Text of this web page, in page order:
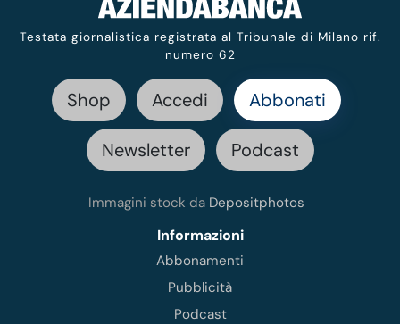
Testata giornalistica registrata al Tribunale di Milano rif.
numero 62
Shop Accedi Abbonati
Newsletter Podcast
Immagini stock da Depositphotos
Informazioni
Abbonamenti
Pubblicità
Podcast